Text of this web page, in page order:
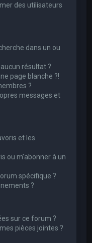
des utilisateurs
dans un ou
résultat ?
page blanche ?!
?
messages et
et les
ou m’abonner à un
spécifique ?
?
sur ce forum ?
pièces jointes ?